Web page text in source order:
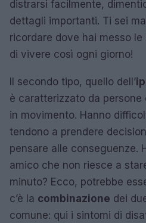
distrarsi facilmente,
dettagli importanti. Ti sei
ricordare dove hai messo
di vivere così ogni giorno!
Il secondo tipo, quello dell’
è caratterizzato da persone
in movimento. Hanno
tendono a prendere
pensare alle conseguenze.
amico che non riesce a
minuto? Ecco, potrebbe
c’è la combinazione dei
comune: qui i sintomi di